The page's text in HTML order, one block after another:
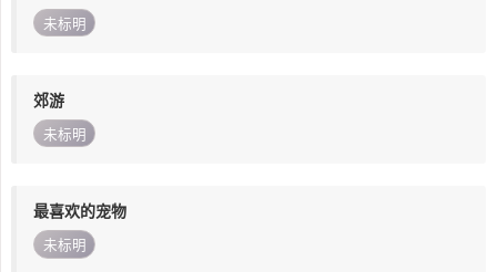
未标明
郊游
未标明
最喜欢的宠物
未标明